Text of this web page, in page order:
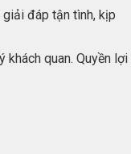
đáp tận tình, kịp
quan. Quyền lợi